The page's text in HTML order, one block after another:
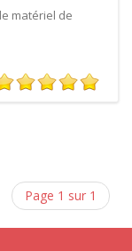
matériel de
Page 1 sur 1